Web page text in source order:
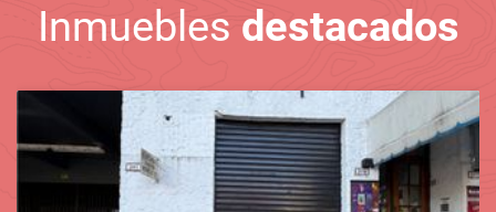
Inmuebles destacados